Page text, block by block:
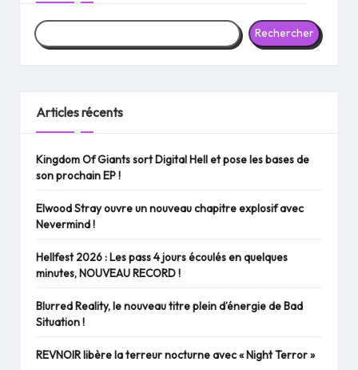
Rechercher
Articles récents
Kingdom Of Giants sort Digital Hell et pose les bases de
son prochain EP !
Elwood Stray ouvre un nouveau chapitre explosif avec
Nevermind !
Hellfest 2026 : Les pass 4 jours écoulés en quelques
minutes, NOUVEAU RECORD !
Blurred Reality, le nouveau titre plein d’énergie de Bad
Situation !
REVNOIR libère la terreur nocturne avec « Night Terror »